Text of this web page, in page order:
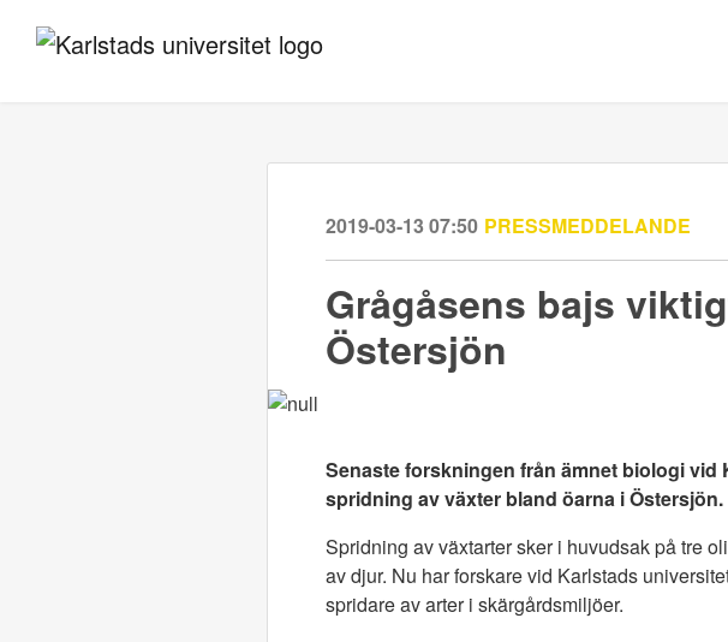
2019-03-13 07:50 PRESSMEDDELANDE
Grågåsens bajs
Östersjön
Senaste forskningen från ämnet biologi
spridning av växter bland öarna i Östersjön.
Spridning av växtarter sker i huvudsak på tre
av djur. Nu har forskare vid Karlstads
spridare av arter i skärgårdsmiljöer.